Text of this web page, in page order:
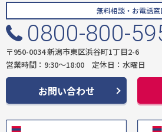
無料相談・お電話窓
0800-800-
〒950-0034 新潟市東区浜谷町1丁目2-6
営業時間：9:30〜18:00 定休日：水曜日
お問い合わせ